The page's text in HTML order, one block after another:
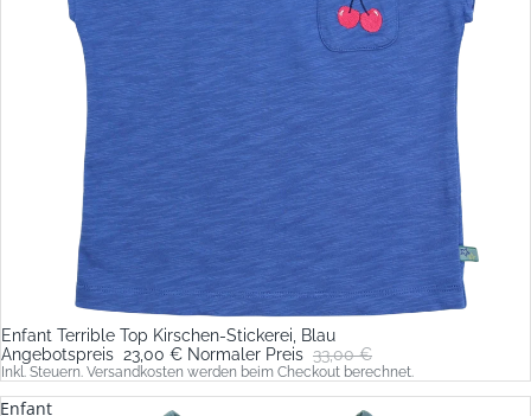
Sale
Enfant Terrible Top Kirschen-Stickerei, Blau
Angebotspreis 23,00 € Normaler Preis 33,00 €
Inkl. Steuern. Versandkosten werden beim Checkout berechnet.
Enfant